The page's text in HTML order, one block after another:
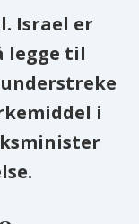
Israel er
til
i